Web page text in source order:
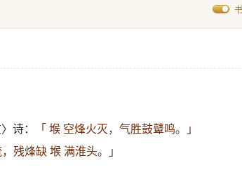
诗：
「 堠 空烽火灭，气胜鼓鼙鸣。」
残烽缺 堠 满淮头。」